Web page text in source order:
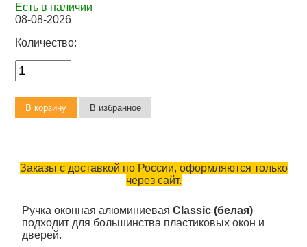
Есть в наличии
08-08-2026
Количество:
Заказы с доставкой по России, оформляются только
через сайт.
Ручка оконная алюминиеваяClassic (белая)
подходит для большинства пластиковых окон и
дверей.